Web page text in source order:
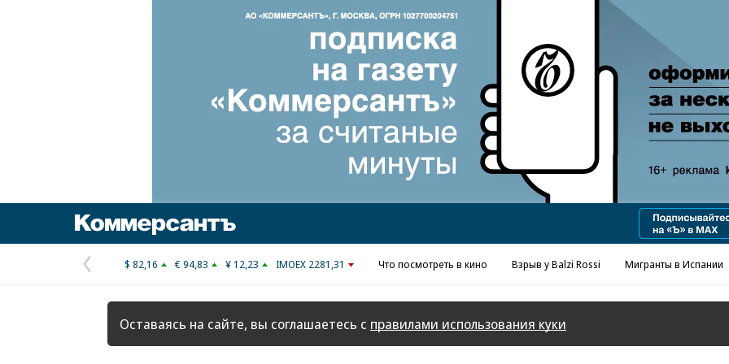
Реклама в «Ъ» www.kommersant.ru/ad
Предыдущая
страница
$ 82,16 € 94,83 ¥ 12,23 IMOEX 2281,31 Что посмотреть в кино Взрыв у Balzi Rossi Мигранты в Испании
Оставаясь на сайте, вы соглашаетесь с правилами использования куки